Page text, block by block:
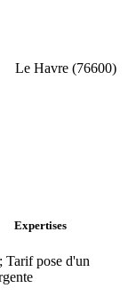
Le Havre (76600)
Expertises
Tarif pose d'un